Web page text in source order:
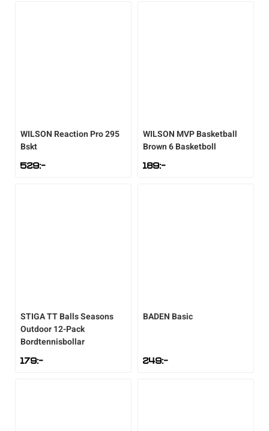
WILSON Reaction Pro 295
Bskt
529:-
WILSON MVP Basketball
Brown 6 Basketboll
189:-
STIGATT Balls Seasons
Outdoor 12-Pack
Bordtennisbollar
179:-
BADEN Basic
249:-